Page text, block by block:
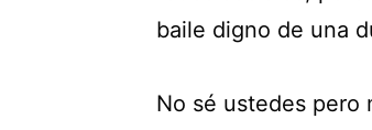
baile digno de una
No sé ustedes pero